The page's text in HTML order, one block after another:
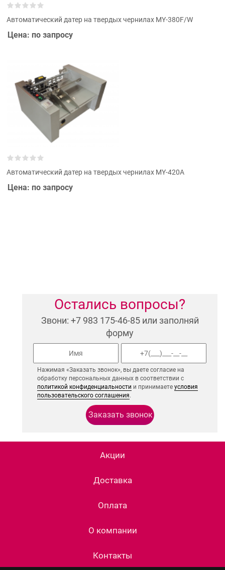
Автоматический датер на твердых чернилах MY-380F/W
Цена: по запросу
Автоматический датер на твердых чернилах MY-420A
Цена: по запросу
Остались вопросы?
Звони: +7 983 175-46-85 или заполняй
форму
Нажимая «Заказать звонок», вы даете согласие на
обработку персональных данных в соответствии с
политикой конфиденциальности и принимаетеусловия
пользовательского соглашения.
Акции
Доставка
Оплата
О компании
Контакты